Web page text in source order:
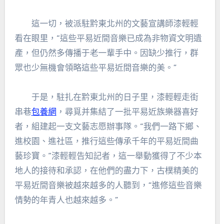
這一切，被派駐黔東北州的文藝宣講師漆輕輕
看在眼里，“這些平易近間音樂已成為非物資文明遺
產，但仍然多傳播于老一輩手中。因缺少推行，群
眾也少無機會領略這些平易近間音樂的美。”
于是，駐扎在黔東北州的日子里，漆輕輕走街
串巷包養網 ，尋覓并集結了一批平易近族樂器喜好
者，組建起一支文藝志愿辦事隊。“我們一路下鄉、
進校園、進社區，推行這些傳承千年的平易近間曲
藝珍寶。”漆輕輕告知記者，這一舉動獲得了不少本
地人的接待和承認，在他們的盡力下，古樸精美的
平易近間音樂被越來越多的人聽到，“進修這些音樂
情勢的年青人也越來越多。”